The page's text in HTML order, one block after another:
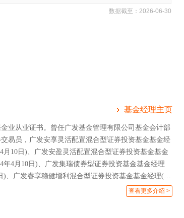
数据截至： 2026-06-30
基金经理主页
业从业证书。曾任广发基金管理有限公司基金会计部
易员，广发安享灵活配置混合型证券投资基金基金经
月10日)、广发安盈灵活配置混合型证券投资基金基金
年4月10日)、广发集瑞债券型证券投资基金基金经理
)、广发睿享稳健增利混合型证券投资基金基金经理(自
发稳润一年持有期混合型证券投资基金基金经理助理
查看更多介绍 >